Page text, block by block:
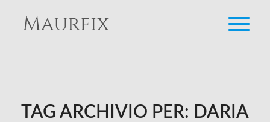
TAG ARCHIVIO PER: DARIA